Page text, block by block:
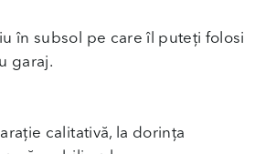
în subsol pe care îl puteți folosi
garaj.
calitativă, la dorința